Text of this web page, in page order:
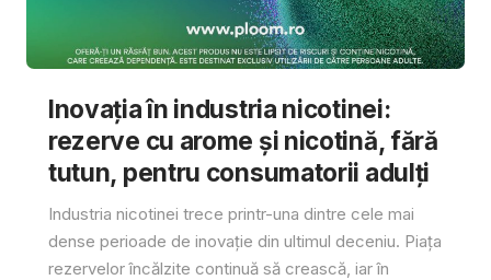
Inovația în industria nicotinei:
rezerve cu arome și nicotină, fără
tutun, pentru consumatorii adulți
Industria nicotinei trece printr-una dintre cele mai
dense perioade de inovație din ultimul deceniu. Piața
rezervelor încălzite continuă să crească, iar în